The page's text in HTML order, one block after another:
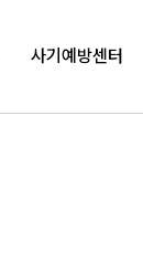
사기예방센터